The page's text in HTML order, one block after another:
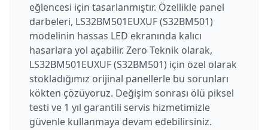
eğlencesi için tasarlanmıştır. Özellikle panel
darbeleri, LS32BM501EUXUF (S32BM501)
modelinin hassas LED ekranında kalıcı
hasarlara yol açabilir. Zero Teknik olarak,
LS32BM501EUXUF (S32BM501) için özel olarak
stokladığımız orijinal panellerle bu sorunları
kökten çözüyoruz. Değişim sonrası ölü piksel
testi ve 1 yıl garantili servis hizmetimizle
güvenle kullanmaya devam edebilirsiniz.